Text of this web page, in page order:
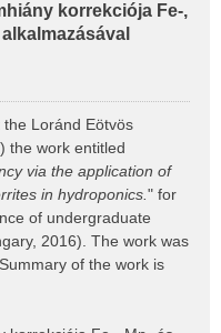
korrekciója Fe-,
Loránd Eötvös
the work entitled
via the application of
in hydroponics. " for
of undergraduate
2016). The work was
of the work is